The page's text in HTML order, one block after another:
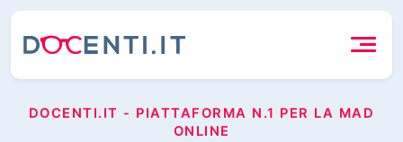
DOCENTI.IT - PIATTAFORMA N.1 PER LA MAD
ONLINE